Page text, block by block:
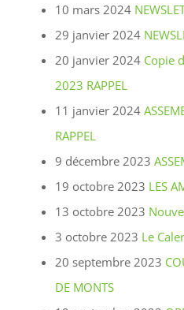
10 mars 2024
29 janvier 2024
20 janvier 2024 Copie
2023 RAPPEL
11 janvier 2024
RAPPEL
9 décembre 2023
19 octobre 2023 LES
13 octobre 2023
3 octobre 2023 Le
20 septembre 2023
DE MONTS